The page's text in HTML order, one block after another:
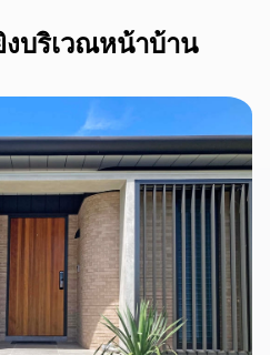
บริเวณหน้าบ้าน